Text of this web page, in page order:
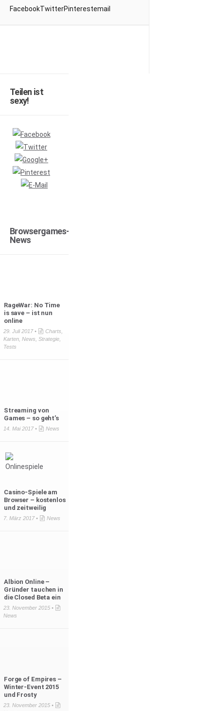
FacebookTwitterPinterestemail
Teilen ist
sexy!
Browsergames-
News
RageWar: No Time
is save – ist nun
online
29. Juli 2017 • Charts
Karten, News Strategie,
Tests
Streaming von
Games – so geht’s
14. Mai 2017 • News
Casino-Spiele am
Browser – kostenlos
und zeitweilig
7. März 2017 • News
Albion Online –
Gründer tauchen in
die Closed Beta ein
23. November 2015 •
News
Forge of Empires –
Winter-Event 2015
und Frosty
23. November 2015 •